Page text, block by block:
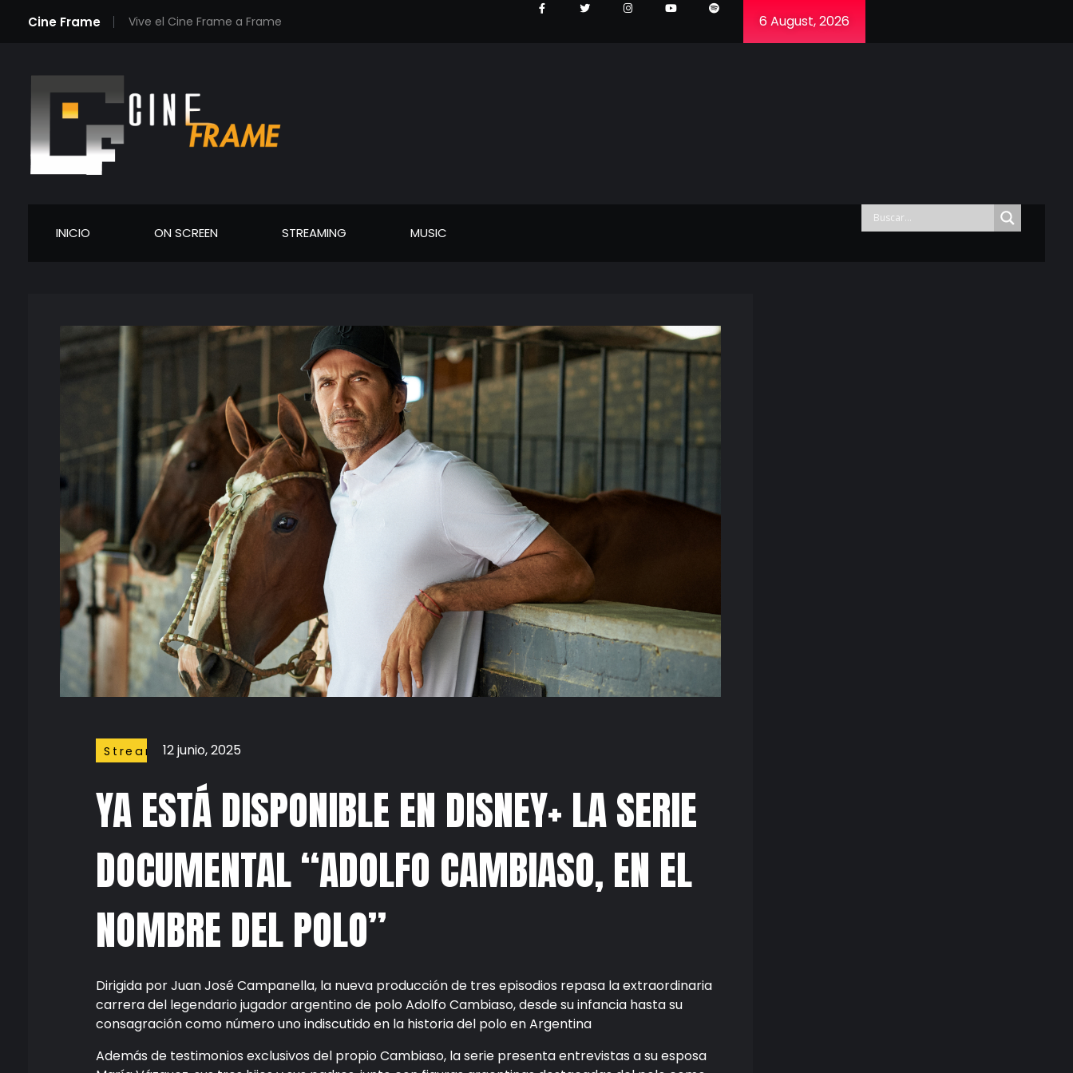
Cine Frame Vive el Cine Frame a Frame 6 August, 2026
INICIO ON SCREEN STREAMING MUSIC
YA ESTÁ DISPONIBLE EN DISNEY+ LA SERIE
DOCUMENTAL “ADOLFO CAMBIASO, EN EL
NOMBRE DEL POLO”
12 junio, 2025
Streaming
Dirigida por Juan José Campanella, la nueva producción de tres episodios repasa la extraordinaria
carrera del legendario jugador argentino de polo Adolfo Cambiaso, desde su infancia hasta su
consagración como número uno indiscutido en la historia del polo en Argentina
Además de testimonios exclusivos del propio Cambiaso, la serie presenta entrevistas a su esposa